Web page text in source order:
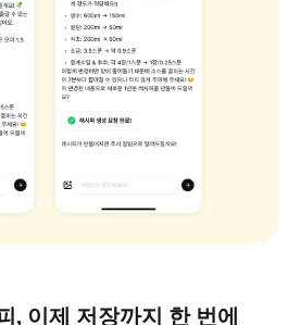
, 이제 저장까지 한 번에